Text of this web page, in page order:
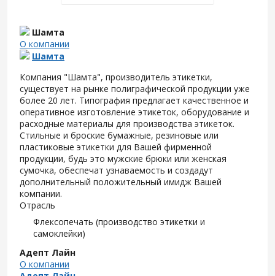
Шамта
О компании
Шамта
Компания "Шамта", производитель этикетки,
существует на рынке полиграфической продукции уже
более 20 лет. Типография предлагает качественное и
оперативное изготовление этикеток, оборудование и
расходные материалы для производства этикеток.
Стильные и броские бумажные, резиновые или
пластиковые этикетки для Вашей фирменной
продукции, будь это мужские брюки или женская
сумочка, обеспечат узнаваемость и создадут
дополнительный положительный имидж Вашей
компании.
Отрасль
Флексопечать (производство этикетки и
самоклейки)
Адепт Лайн
О компании